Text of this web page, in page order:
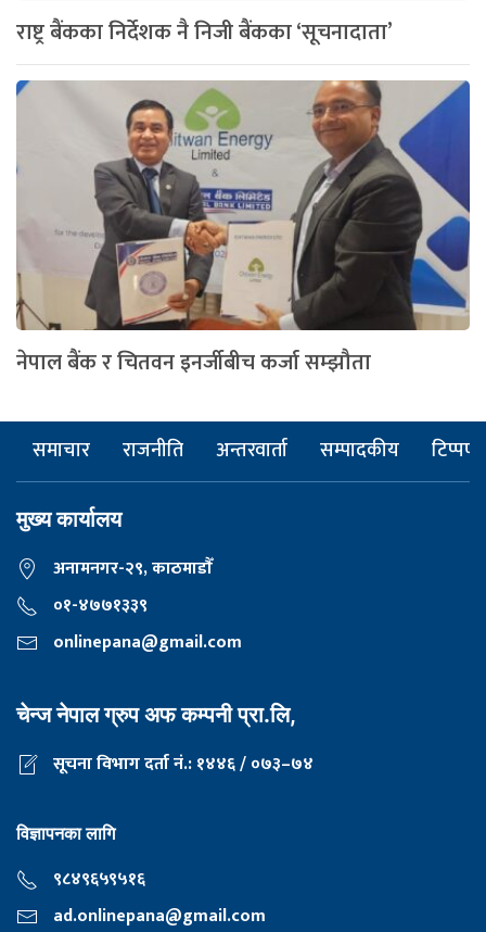
राष्ट्र बैंकका निर्देशक नै निजी बैंकका ‘सूचनादाता’
नेपाल बैंक र चितवन इनर्जीबीच कर्जा सम्झौता
समाचार राजनीति अन्तरवार्ता सम्पादकीय टिप्पणी
मुख्य कार्यालय
अनामनगर-२९, काठमाडाैँ
०१-४७७१३३९
onlinepana@gmail.com
चेन्ज नेपाल ग्रुप अफ कम्पनी प्रा.लि,
सूचना विभाग दर्ता नं.: १४४६ / ०७३–७४
विज्ञापनका लागि
९८४९६५९५१६
ad.onlinepana@gmail.com